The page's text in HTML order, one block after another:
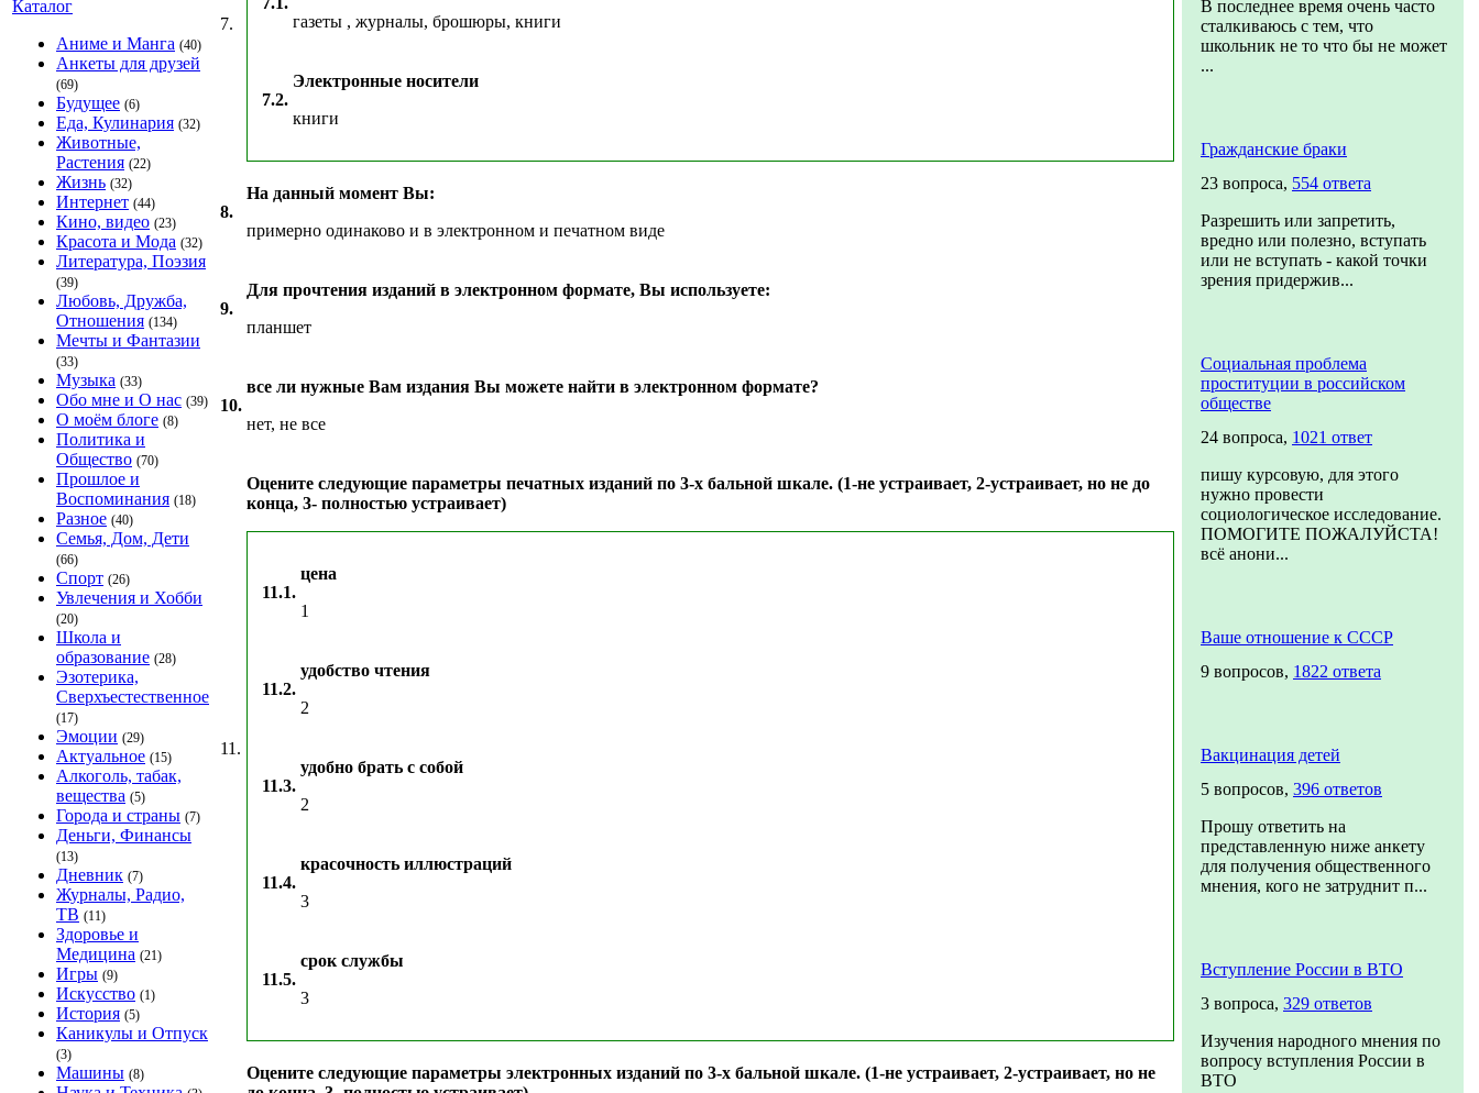
Каталог
Аниме и Манга (40)
Анкеты для друзей
(69)
Будущее (6)
Еда, Кулинария (32)
Животные,
Растения (22)
Жизнь (32)
Интернет (44)
Кино, видео (23)
Красота и Мода (32)
Литература, Поэзия
(39)
Любовь, Дружба,
Отношения (134)
Мечты и Фантазии
(33)
Музыка (33)
Обо мне и О нас (39)
О моём блоге (8)
Политика и
Общество (70)
Прошлое и
Воспоминания (18)
Разное (40)
Семья, Дом, Дети
(66)
Спорт (26)
Увлечения и Хобби
(20)
Школа и
образование (28)
Эзотерика,
Сверхъестественное
(17)
Эмоции (29)
Актуальное (15)
Алкоголь, табак,
вещества (5)
Города и страны (7)
Деньги, Финансы
(13)
Дневник (7)
Журналы, Радио,
ТВ (11)
Здоровье и
Медицина (21)
Игры (9)
Искусство (1)
История (5)
Каникулы и Отпуск
(3)
Машины (8)
7.
газеты , журналы, брошюры, книги
7.2.
Электронные носители
книги
8.
На данный момент Вы:
примерно одинаково и в электронном и печатном виде
9.
Для прочтения изданий в электронном формате, Вы используете:
планшет
10.
все ли нужные Вам издания Вы можете найти в электронном формате?
нет, не все
11.
Оцените следующие параметры печатных изданий по 3-х бальной шкале. (1-не устраивает, 2-устраивает, но не до
конца, 3- полностью устраивает)
11.1.
цена
1
11.2.
удобство чтения
2
11.3.
удобно брать с собой
2
11.4.
красочность иллюстраций
3
11.5.
срок службы
3
Оцените следующие параметры электронных изданий по 3-х бальной шкале. (1-не устраивает, 2-устраивает, но не
В последнее время очень часто
сталкиваюсь с тем, что
школьник не то что бы не может
...
Гражданские браки
23 вопроса, 554 ответа
Разрешить или запретить,
вредно или полезно, вступать
или не вступать - какой точки
зрения придержив...
Социальная проблема
проституции в российском
обществе
24 вопроса, 1021 ответ
пишу курсовую, для этого
нужно провести
социологическое исследование.
ПОМОГИТЕ ПОЖАЛУЙСТА!
всё анони...
Ваше отношение к СССР
9 вопросов, 1822 ответа
Вакцинация детей
5 вопросов, 396 ответов
Прошу ответить на
представленную ниже анкету
для получения общественного
мнения, кого не затруднит п...
Вступление России в ВТО
3 вопроса, 329 ответов
Изучения народного мнения по
вопросу вступления России в
ВТО